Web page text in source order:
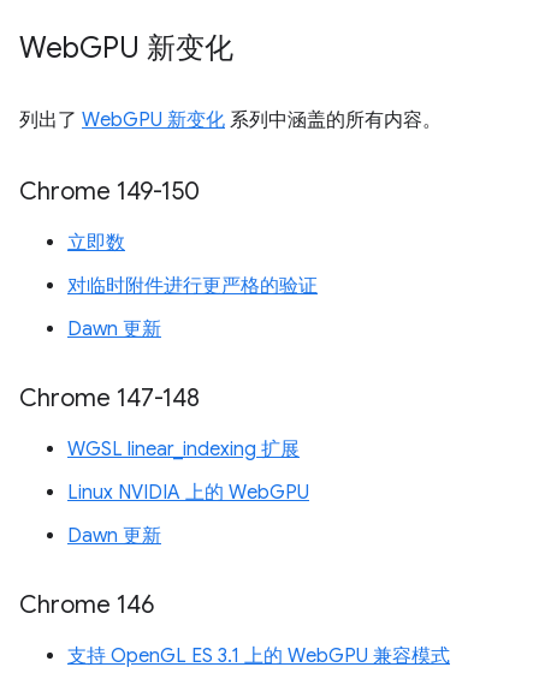
WebGPU 新变化
列出了 WebGPU 新变化 系列中涵盖的所有内容。
Chrome 149-150
立即数
对临时附件进行更严格的验证
Dawn 更新
Chrome 147-148
WGSL linear_indexing 扩展
Linux NVIDIA 上的 WebGPU
Dawn 更新
Chrome 146
支持 OpenGL ES 3.1 上的 WebGPU 兼容模式